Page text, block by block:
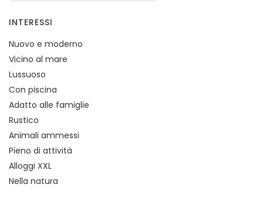
INTERESSI
Nuovo e moderno
Vicino al mare
Lussuoso
Con piscina
Adatto alle famiglie
Rustico
Animali ammessi
Pieno di attività
Alloggi XXL
Nella natura